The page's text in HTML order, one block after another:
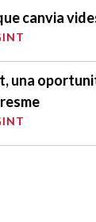
canvia
una